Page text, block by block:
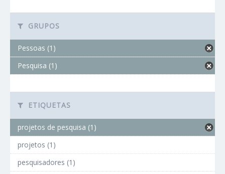
GRUPOS
Pessoas (1)
Pesquisa (1)
ETIQUETAS
projetos de pesquisa (1)
projetos (1)
pesquisadores (1)